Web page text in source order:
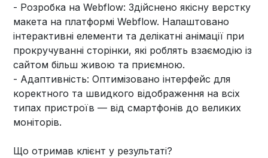
- Розробка на Webflow: Здійснено якісну верстку
макета на платформі Webflow. Налаштовано
інтерактивні елементи та делікатні анімації при
прокручуванні сторінки, які роблять взаємодію із
сайтом більш живою та приємною.
- Адаптивність: Оптимізовано інтерфейс для
коректного та швидкого відображення на всіх
типах пристроїв — від смартфонів до великих
моніторів.
Що отримав клієнт у результаті?